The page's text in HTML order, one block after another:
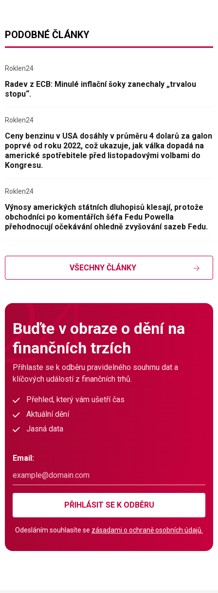
PODOBNÉ ČLÁNKY
Roklen24
Radev z ECB: Minulé inflační šoky zanechaly „trvalou
stopu“.
Roklen24
Ceny benzinu v USA dosáhly v průměru 4 dolarů za galon
poprvé od roku 2022, což ukazuje, jak válka dopadá na
americké spotřebitele před listopadovými volbami do
Kongresu.
Roklen24
Výnosy amerických státních dluhopisů klesají, protože
obchodníci po komentářích šéfa Fedu Powella
přehodnocují očekávání ohledně zvyšování sazeb Fedu.
VŠECHNY ČLÁNKY
Buďte v obraze o dění na
finančních trzích
Přihlaste se k odběru pravidelného souhrnu dat a
klíčových událostí z finančních trhů.
Přehled, který vám ušetří čas
Aktuální dění
Jasná data
Email:
PŘIHLÁSIT SE K ODBĚRU
Odesláním souhlasíte se zásadami o ochraně osobních údajů.